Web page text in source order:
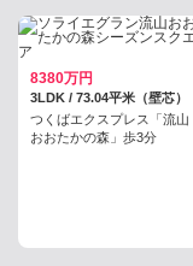
8380万円
3LDK / 73.04平米（壁芯）
つくばエクスプレス「流山
おおたかの森」歩3分